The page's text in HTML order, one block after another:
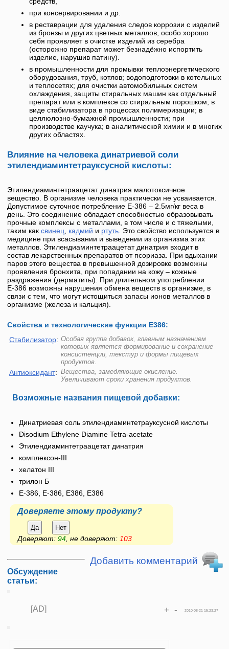
при консервировании и др.
в реставрации для удаления следов коррозии с изделий
из бронзы и других цветных металлов, особо хорошо
себя проявляет в очистке изделий из серебра
(осторожно препарат может безнадёжно испортить
изделие, нарушив патину).
в промышленности для промывки теплоэнергетического
оборудования, труб, котлов; водоподготовки в котельных
и теплосетях; для очистки автомобильных систем
охлаждения, защиты стиральных машин как отдельный
препарат или в комплексе со стиральным порошком; в
виде стабилизатора в процессах полимеризации; в
целлюлозно-бумажной промышленности; при
производстве каучука; в аналитической химии и в многих
других областях.
Влияние на человека динатриевой соли
этилендиаминтетрауксусной кислоты:
Этилендиаминтетраацетат динатрия малотоксичное
вещество. В организме человека практически не усваивается.
Допустимое суточное потребление Е-386 – 2.5мг/кг веса в
день. Это соединение обладает способностью образовывать
прочные комплексы с металлами, в том числе и с тяжелыми,
таким как свинец кадмий и ртуть . Это свойство используется в
медицине при всасывании и выведении из организма этих
металлов. Этилендиаминтетраацетат динатрия входит в
состав лекарственных препаратов от псориаза. При вдыхании
паров этого вещества в превышенной дозировке возможны
проявления бронхита, при попадании на кожу – кожные
раздражения (дерматиты). При длительном употреблении
Е-386 возможны нарушения обмена веществ в организме, в
связи с тем, что могут истощиться запасы ионов металлов в
организме (железа и кальция).
Свойства и технологические функции Е386:
Стабилизатор: Особая группа добавок, главным назначением
которых является формирование и сохранение
консистенции, текстур и формы пищевых
продуктов.
Антиоксидант: Вещества, замедляющие окисление.
Увеличивают сроки хранения продуктов.
Возможные названия пищевой добавки:
Динатриевая соль этилендиаминтетрауксусной кислоты
Disodium Ethylene Diamine Tetra-acetate
Этилендиаминтетраацетат динатрия
комплексон-III
хелатон III
трилон Б
E-386, Е-386, Е386, E386
Доверяете этому продукту?
Да Нет
Доверяют: 94 , не доверяют: 103
Добавить комментарий
Обсуждение
статьи:
[AD] 2010-08-21 15:23:27
+ -